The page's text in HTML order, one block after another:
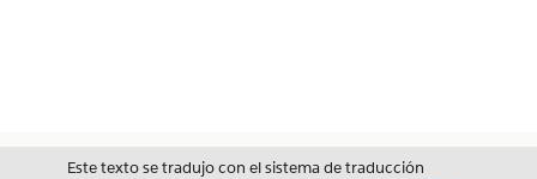
Este texto se tradujo con el sistema de traducción